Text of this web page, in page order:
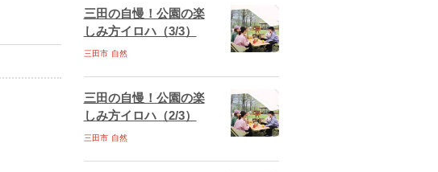
三田の自慢！公園の楽
しみ方イロハ（3/3）
三田市 自然
三田の自慢！公園の楽
しみ方イロハ（2/3）
三田市 自然